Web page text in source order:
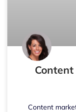
Content